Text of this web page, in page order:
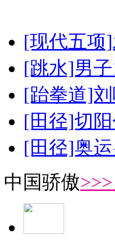
[现代五项
[跳水]男
[跆拳道]
[田径]切
[田径]奥
中国骄傲